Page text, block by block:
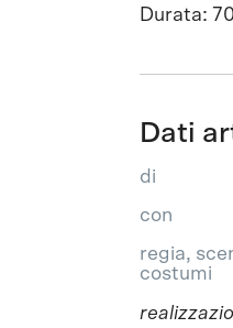
Durata:
Dati
di
con
regia,
costumi